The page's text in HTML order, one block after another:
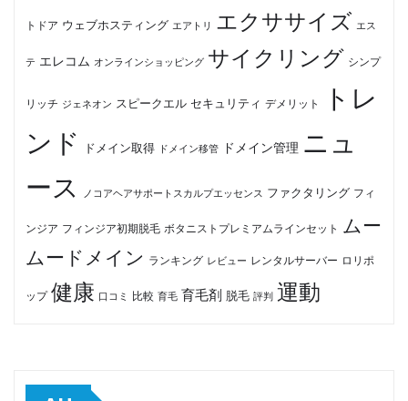
トドア ウェブホスティング エアトリ エクササイズ エス
テ エレコム オンラインショッピング サイクリング シンプ
リッチ ジェネオン スピークエル セキュリティ デメリット
トレ
ンド
ドメイン取得 ドメイン移管 ドメイン管理 ニュ
ース
ノコアヘアサポートスカルプエッセンス ファクタリング フィ
ンジア フィンジア初期脱毛 ボタニストプレミアムラインセット ムー
ムードメイン ランキング レビュー レンタルサーバー ロリポ
ップ 健康 口コミ 比較 育毛 育毛剤 脱毛 評判 運動